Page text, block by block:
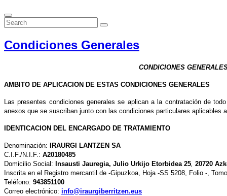
Condiciones Generales
CONDICIONES
AMBITO DE APLICACION DE ESTAS CONDICIONES GENERALES
Las presentes condiciones generales se aplican a la contratación de
anexos que se suscriban junto con las condiciones particulares aplicables
IDENTICACION DEL ENCARGADO DE TRATAMIENTO
Denominación:
IRAURGI LANTZEN SA
C.I.F./N.I.F.: A20180485
Domicilio Social: Insausti Jauregia, Julio Urkijo Etorbidea 25 20720
Inscrita en el Registro mercantil de -Gipuzkoa, Hoja -SS 5208, Folio -,
Teléfono: 943851100
Correo electrónico: info@iraurgiberritzen.eus